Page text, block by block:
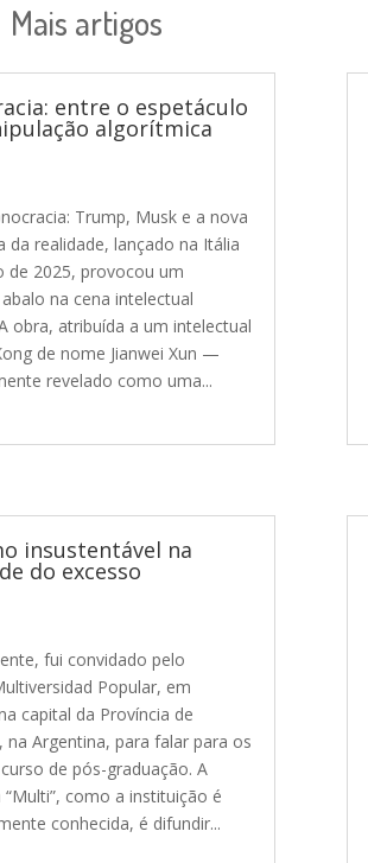
Mais artigos
entre o espetáculo
algorítmica
Trump, Musk e a nova
da realidade, lançado na Itália
de 2025, provocou um
na cena intelectual
obra, atribuída a um intelectual
de nome Jianwei Xun —
revelado como uma...
insustentável na
do excesso
fui convidado pelo
Popular, em
capital da Província de
na Argentina, para falar para os
de pós-graduação. A
como a instituição é
conhecida, é difundir...